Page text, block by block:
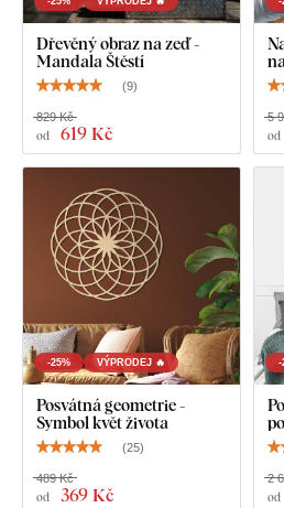
Dřevěný obraz na zeď -
Mandala Štěstí
(9)
od 619 Kč
829 Kč
od
5
-25% VÝPRODEJ 🔥
Posvátná geometrie -
Symbol květ života
(25)
od 369 Kč
489 Kč
-
od
2